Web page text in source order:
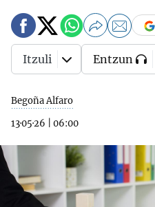
Begoña Alfaro
13·05·26
06:00
Itzuli Entzun